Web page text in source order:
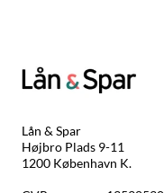
Lån & Spar
Højbro Plads 9-11
1200 København K.